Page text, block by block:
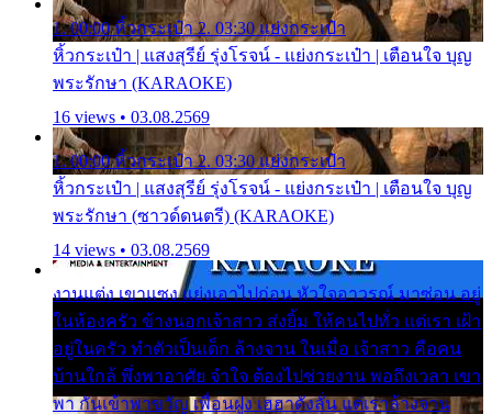
1. 00:00 หิ้วกระเป๋า 2. 03:30 แย่งกระเป๋า
หิ้วกระเป๋า | แสงสุรีย์ รุ่งโรจน์ - แย่งกระเป๋า | เตือนใจ บุญ
พระรักษา (KARAOKE)
16 views • 03.08.2569
1. 00:00 หิ้วกระเป๋า 2. 03:30 แย่งกระเป๋า
หิ้วกระเป๋า | แสงสุรีย์ รุ่งโรจน์ - แย่งกระเป๋า | เตือนใจ บุญ
พระรักษา (ซาวด์ดนตรี) (KARAOKE)
14 views • 03.08.2569
งานแต่ง เขาแซง แย่งเอาไปก่อน หัวใจอาวรณ์ มาซ่อน อยู่
ในห้องครัว ข้างนอกเจ้าสาว ส่งยิ้ม ให้คนไปทั่ว แต่เรา เฝ้า
อยู่ในครัว ทำตัวเป็นเด็ก ล้างจาน ในเมื่อ เจ้าสาว คือคน
บ้านใกล้ พึ่งพาอาศัย จำใจ ต้องไปช่วยงาน พอถึงเวลา เขา
พา กันเข้าพาขวัญ เพื่อนฝูง เฮฮาดังลั่น แต่เราล้างจาน